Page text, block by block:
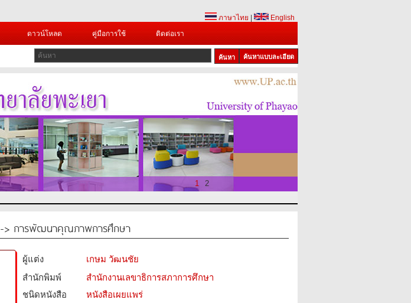
ภาษาไทย
English
ดาวน์โหลด คู่มือการใช้ ติดต่อเรา
ค้นหาแบบละเอียด
1 2
-> การพัฒนาคุณภาพการศึกษา
ผู้แต่ง
เกษม วัฒนชัย
สำนักพิมพ์
สำนักงานเลขาธิการสภาการศึกษา
ชนิดหนังสือ­
หนังสือเผยแพร่